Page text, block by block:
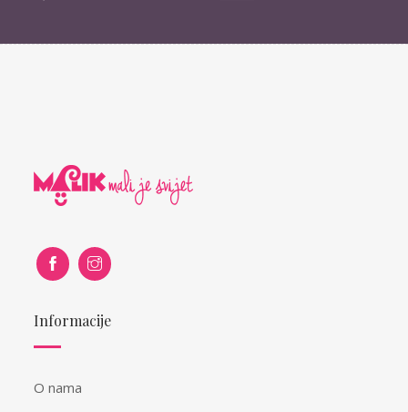
Informacije
O nama